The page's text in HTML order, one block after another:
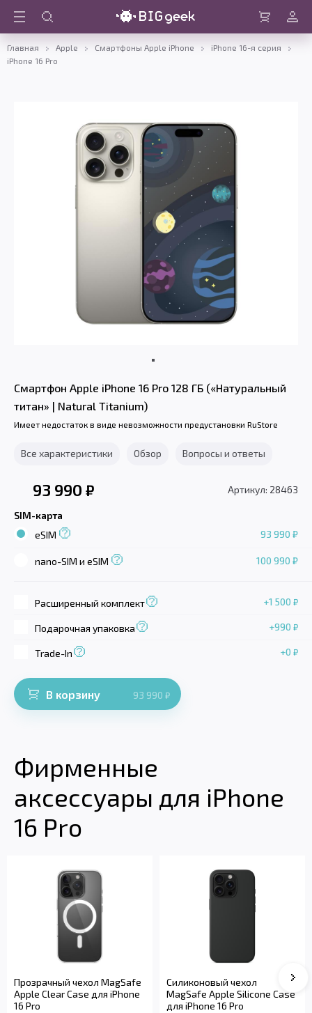
Войти
Главная Apple Смартфоны Apple iPhone
iPhone 16-я серия
iPhone 16 Pro
Смартфон Apple iPhone 16 Pro 128 ГБ («Натуральный
титан» | Natural Titanium)
Имеет недостаток в виде невозможности предустановки RuStore
Все характеристики Обзор Вопросы и ответы
93 990 ₽ Артикул: 28463
SIM-карта
eSIM
93 990 ₽
nano-SIM и eSIM 100 990 ₽
Расширенный комплект +1 500 ₽
Подарочная упаковка +990 ₽
Trade-In +0 ₽
В корзину 93 990 ₽
Фирменные
аксессуары для iPhone
16 Pro
Прозрачный чехол MagSafe
Apple Clear Case для iPhone
16 Pro
Силиконовый чехол
MagSafe Apple Silicone Case
для iPhone 16 Pro